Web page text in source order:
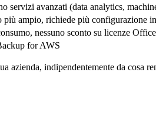
servizi avanzati (data analytics,
più ampio, richiede più configurazione
nessuno sconto su licenze Office
for AWS
azienda, indipendentemente da cosa